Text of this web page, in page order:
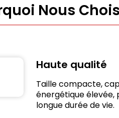
Nous
Haute qualité
Taille compacte,
énergétique
longue durée de vie.